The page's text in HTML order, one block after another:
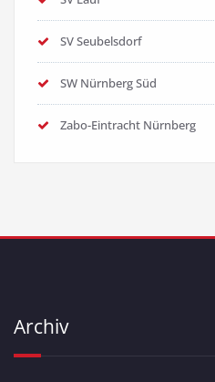
SV Seubelsdorf
SW Nürnberg Süd
Zabo-Eintracht Nürnberg
Archiv